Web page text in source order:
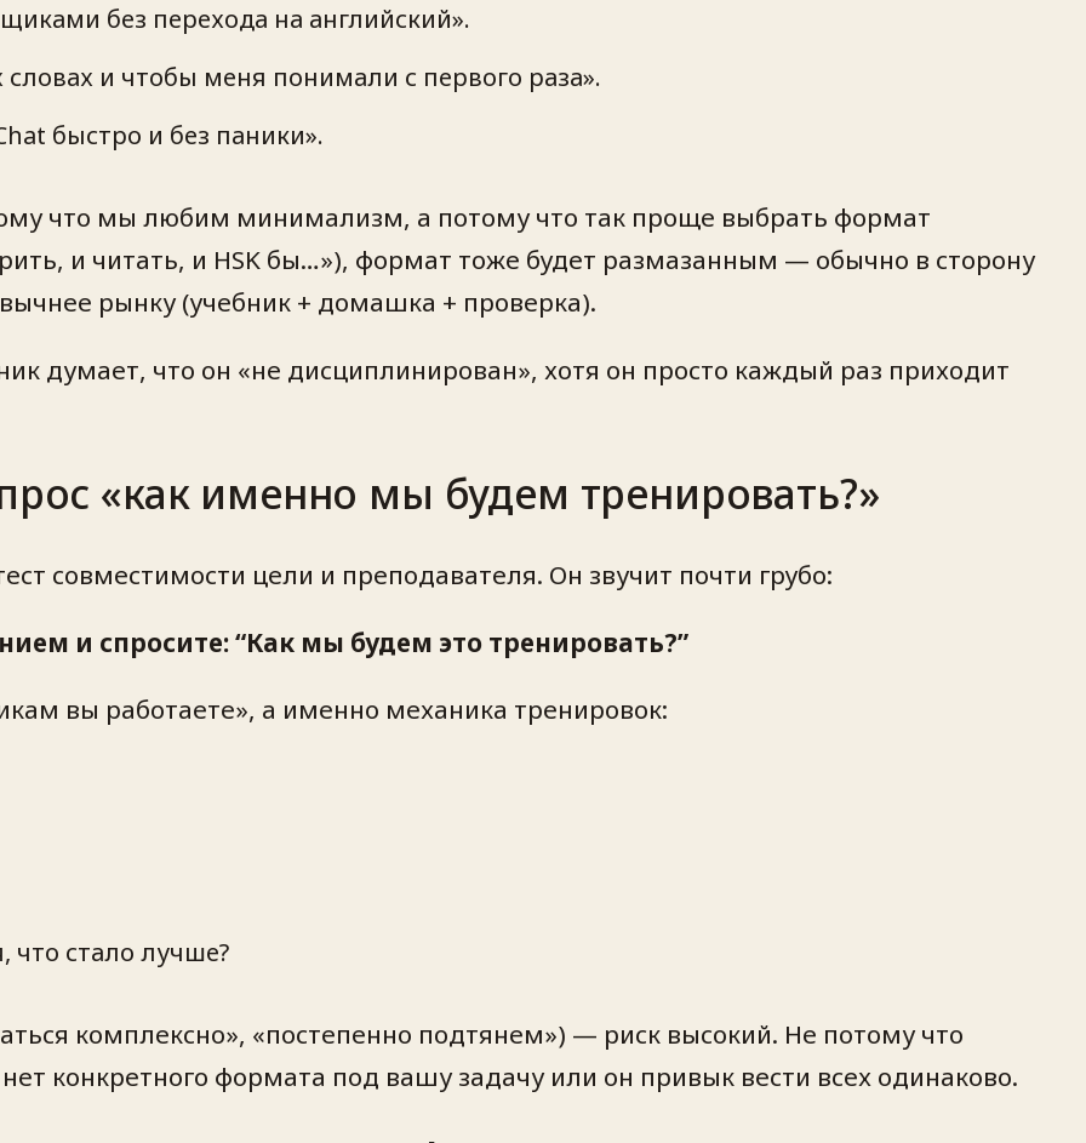
без перехода на английский».
словах и чтобы меня понимали с первого раза».
быстро и без паники».
что мы любим минимализм, а потому что так проще выбрать формат
и читать, и HSK бы…»), формат тоже будет размазанным — обычно в сторону
рынку (учебник + домашка + проверка).
думает, что он «не дисциплинирован», хотя он просто каждый раз приходит
«как именно мы будем тренировать?»
совместимости цели и преподавателя. Он звучит почти грубо:
и спросите: “Как мы будем это тренировать?”
вы работаете», а именно механика тренировок:
стало лучше?
комплексно», «постепенно подтянем») — риск высокий. Не потому что
конкретного формата под вашу задачу или он привык вести всех одинаково.